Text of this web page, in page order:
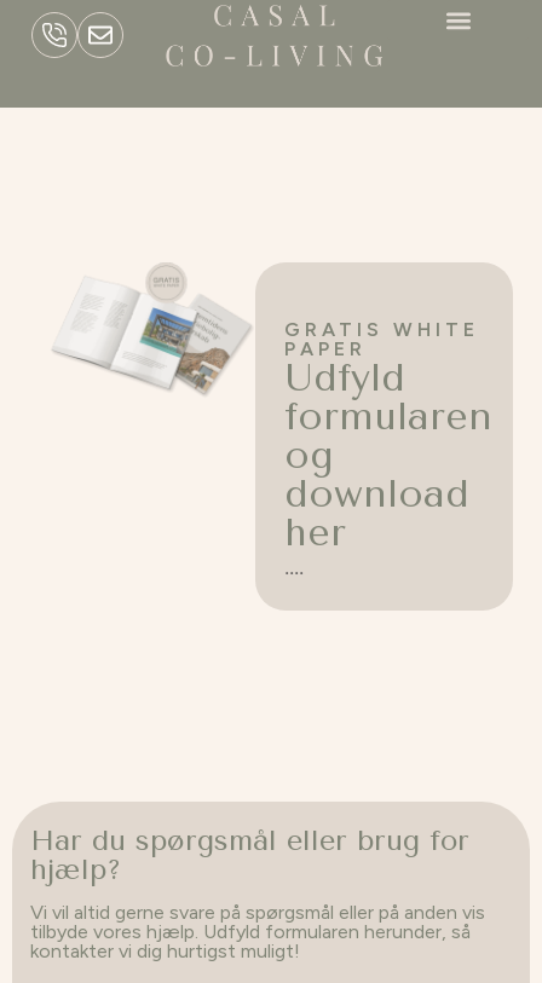
GRATIS WHITE
PAPER
Udfyld
formularen
og
download
her
....
Har du spørgsmål eller brug for
hjælp?
Vi vil altid gerne svare på spørgsmål eller på anden vis
tilbyde vores hjælp. Udfyld formularen herunder, så
kontakter vi dig hurtigst muligt!